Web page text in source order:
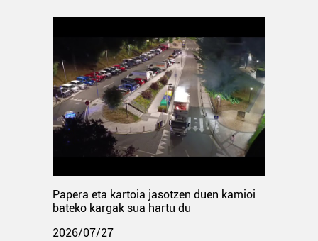
Papera eta kartoia jasotzen duen kamioi
bateko kargak sua hartu du
2026/07/27